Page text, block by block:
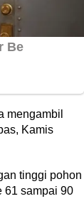
mengambil
Kamis
tinggi pohon
61 sampai 90